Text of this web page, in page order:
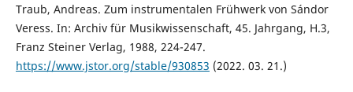
Traub, Andreas. Zum instrumentalen Frühwerk von Sándor
Veress. In: Archiv für Musikwissenschaft, 45. Jahrgang, H.3,
Franz Steiner Verlag, 1988, 224-247.
https://www.jstor.org/stable/930853 (2022. 03. 21.)